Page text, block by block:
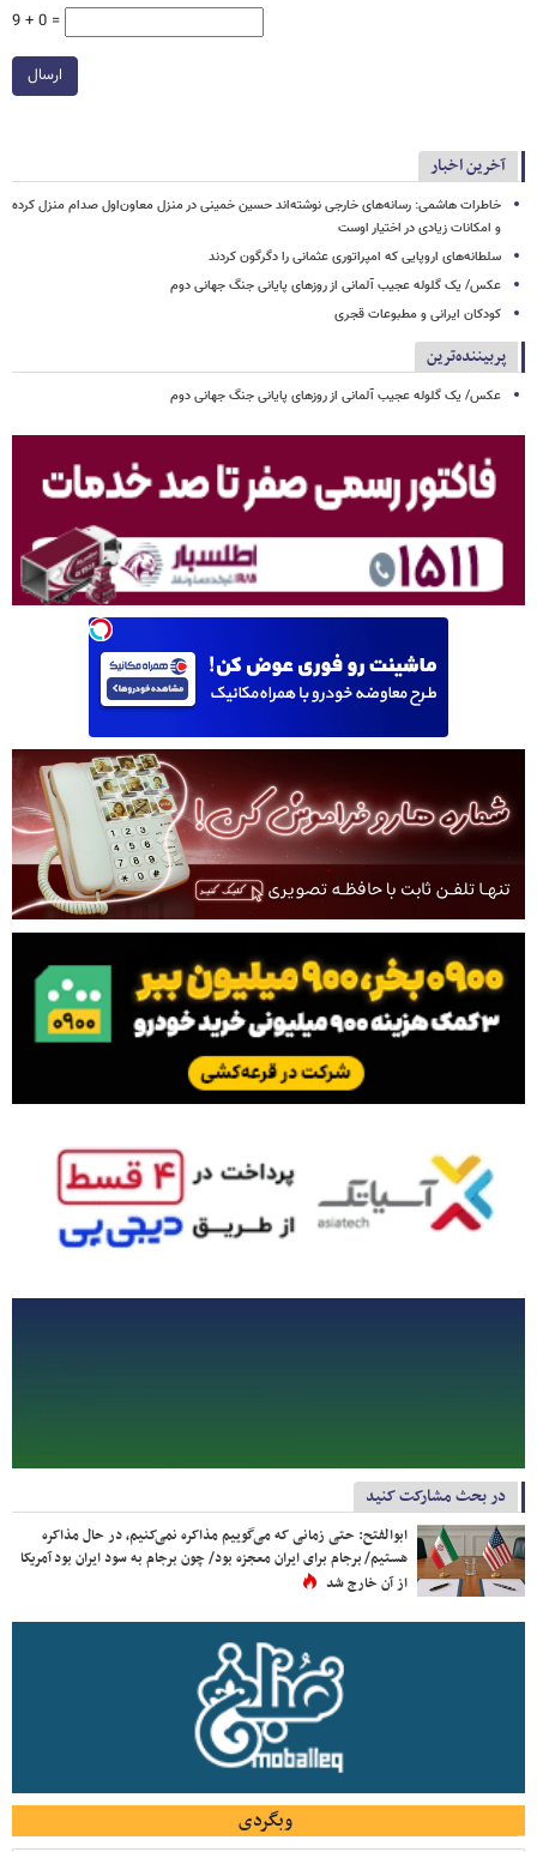
9 + 0 =
ارسال
آخرین اخبار
خاطرات هاشمی: رسانه‌های خارجی نوشته‌اند حسین خمینی در منزل معاون‌اول صدام منزل‌ کرده
و امکانات زیادی در اختیار اوست
سلطانه‌های اروپایی که امپراتوری عثمانی را دگرگون کردند
عکس/ یک گلوله عجیب آلمانی از روزهای پایانی جنگ جهانی دوم
کودکان ایرانی و مطبوعات قجری
پربیننده‌ترین
عکس/ یک گلوله عجیب آلمانی از روزهای پایانی جنگ جهانی دوم
در بحث مشارکت کنید
ابوالفتح: حتی زمانی که می‌گوییم مذاکره نمی‌کنیم، در حال مذاکره
هستیم/ برجام برای ایران معجزه بود/ چون برجام به سود ایران بود آمریکا
از آن خارج شد
وبگردی